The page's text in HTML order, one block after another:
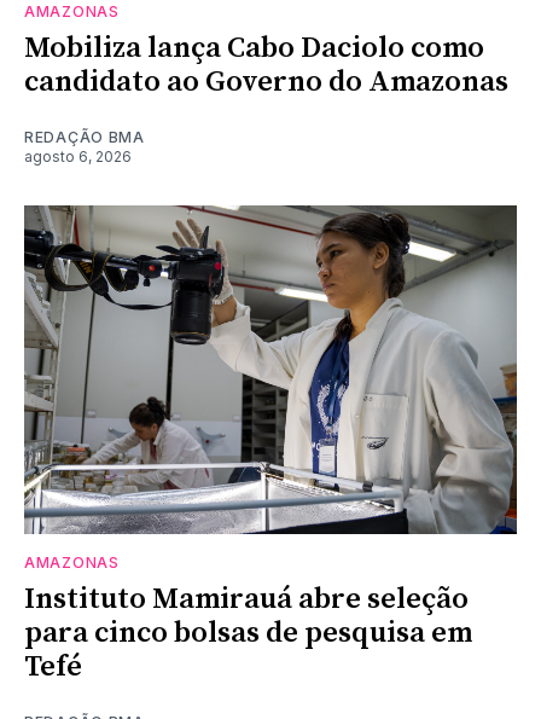
AMAZONAS
Mobiliza lança Cabo Daciolo como
candidato ao Governo do Amazonas
REDAÇÃO BMA
agosto 6, 2026
AMAZONAS
Instituto Mamirauá abre seleção
para cinco bolsas de pesquisa em
Tefé